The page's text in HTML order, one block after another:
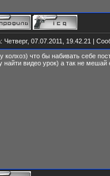
Четверг, 07.07.2011, 19.42.21 |
колхоз) что бы набивать себе
найти видео урок) а так не мешай